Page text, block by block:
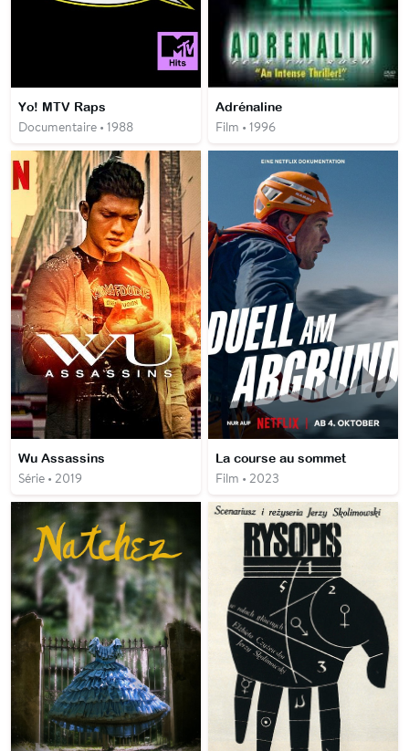
Yo! MTV Raps
Documentaire • 1988
Adrénaline
Film • 1996
Wu Assassins
Série • 2019
La course au sommet
Film • 2023